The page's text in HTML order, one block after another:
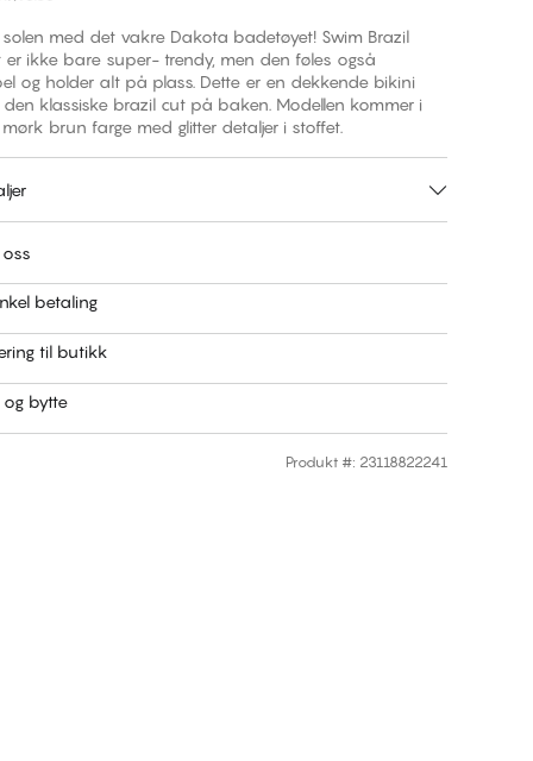
solen med det vakre Dakota badetøyet! Swim Brazil
er ikke bare super- trendy, men den føles også
og holder alt på plass. Dette er en dekkende bikini
klassiske brazil cut på baken. Modellen kommer i
brun farge med glitter detaljer i stoffet.
betaling
til butikk
og bytte
Produkt #: 23118822241